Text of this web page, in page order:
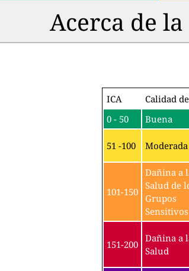
Acerca de
ICA Calidad
0 - 50
Buena
51 -100 Moderada
101-150
Dañina a
Salud de
Grupos
Sensitivos
151-200
Dañina a
Salud